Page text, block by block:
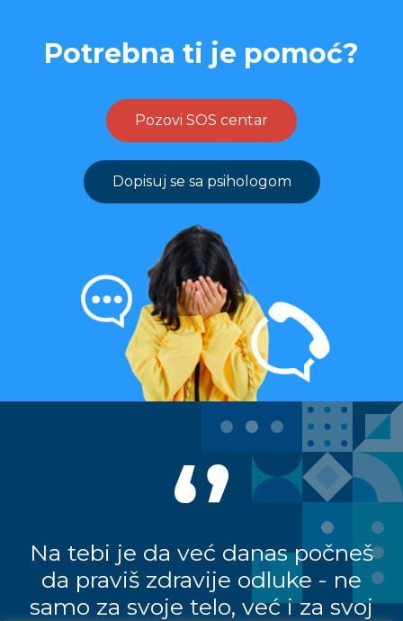
Potrebna ti je pomoć?
Pozovi SOS centar
Dopisuj se sa psihologom
Na tebi je da već danas počneš
da praviš zdravije odluke - ne
samo za svoje telo, već i za svoj